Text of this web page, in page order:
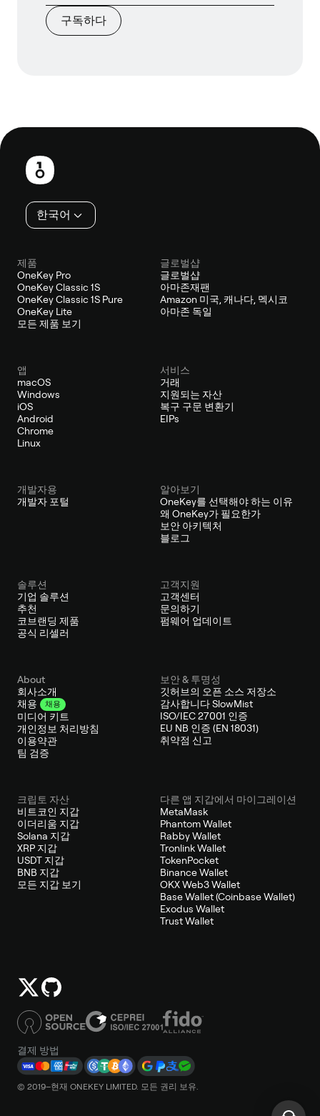
구독하다
보
한국어
제품
OneKey Pro
OneKey Classic 1S
OneKey Classic 1S Pure
OneKey Lite
모든 제품 보기
글로벌샵
글로벌샵
아마존재팬
Amazon 미국, 캐나다, 멕시코
아마존 독일
앱
macOS
Windows
iOS
Android
Chrome
Linux
서비스
거래
지원되는 자산
복구 구문 변환기
EIPs
개발자용
개발자 포털
알아보기
OneKey를 선택해야 하는 이유
왜 OneKey가 필요한가
보안 아키텍처
블로그
솔루션
기업 솔루션
추천
코브랜딩 제품
공식 리셀러
고객지원
고객센터
문의하기
펌웨어 업데이트
About
회사소개
채용
채용
미디어 키트
개인정보 처리방침
이용약관
팀 검증
보안 & 투명성
깃허브의 오픈 소스 저장소
감사합니다 SlowMist
ISO/IEC 27001 인증
EU NB 인증 (EN 18031)
취약점 신고
크립토 자산
비트코인 지갑
이더리움 지갑
Solana 지갑
XRP 지갑
USDT 지갑
BNB 지갑
모든 지갑 보기
다른 앱 지갑에서 마이그레이션
MetaMask
Phantom Wallet
Rabby Wallet
Tronlink Wallet
TokenPocket
Binance Wallet
OKX Web3 Wallet
Base Wallet (Coinbase Wallet)
Exodus Wallet
Trust Wallet
결제 방법
© 2019–현재 ONEKEY LIMITED. 모든 권리 보유.